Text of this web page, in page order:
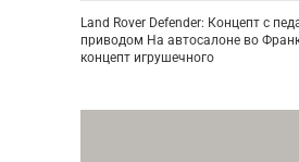
Land Rover Defender: Концепт с
приводом На автосалоне во
концепт игрушечного